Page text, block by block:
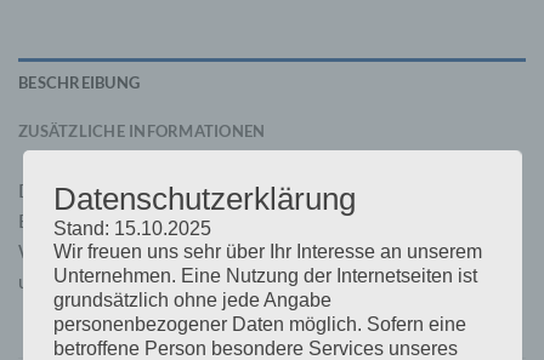
BESCHREIBUNG
ZUSÄTZLICHE INFORMATIONEN
Das VE.Direct-Kabel ist in verschiedenen Längen erhältlich.
Es gibt ein gerades Modell und eines mit einem 90 Grad
Winkel. Die erhältlichen Modelle entnehmen Sie bitte
unserer Preisliste.
Datenschutzerklärung
Stand: 15.10.2025
Wir freuen uns sehr über Ihr Interesse an unserem
Unternehmen. Eine Nutzung der Internetseiten ist
grundsätzlich ohne jede Angabe
personenbezogener Daten möglich. Sofern eine
betroffene Person besondere Services unseres